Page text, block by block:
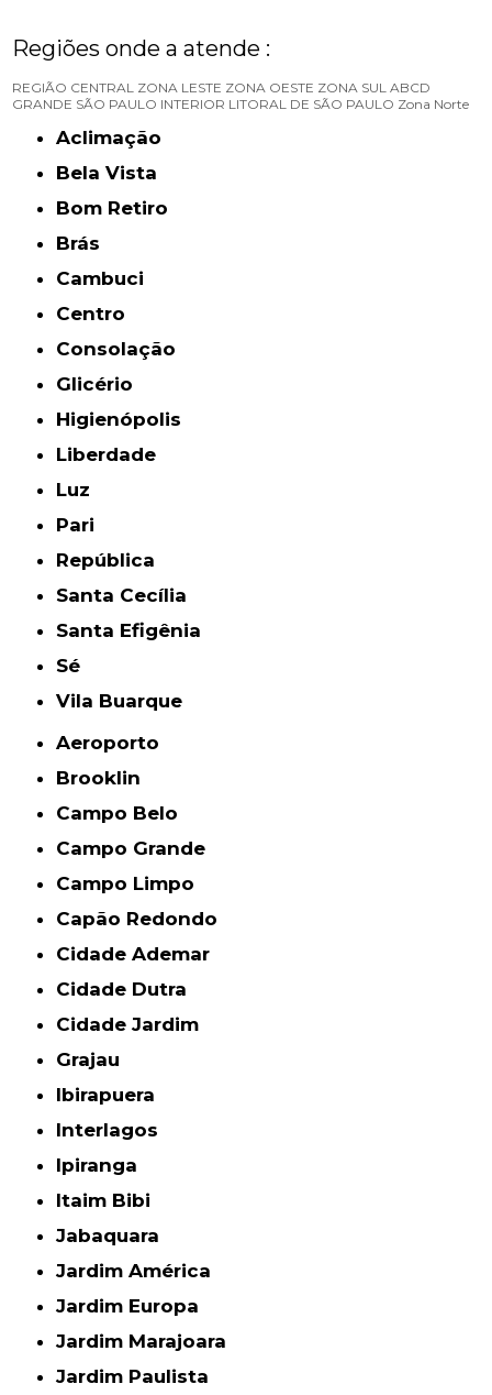
Regiões onde a atende :
REGIÃO CENTRAL ZONA LESTE ZONA OESTE ZONA SUL ABCD
GRANDE SÃO PAULO INTERIOR LITORAL DE SÃO PAULO Zona Norte
Aclimação
Bela Vista
Bom Retiro
Brás
Cambuci
Centro
Consolação
Glicério
Higienópolis
Liberdade
Luz
Pari
República
Santa Cecília
Santa Efigênia
Sé
Vila Buarque
Aeroporto
Brooklin
Campo Belo
Campo Grande
Campo Limpo
Capão Redondo
Cidade Ademar
Cidade Dutra
Cidade Jardim
Grajau
Ibirapuera
Interlagos
Ipiranga
Itaim Bibi
Jabaquara
Jardim América
Jardim Europa
Jardim Marajoara
Jardim Paulista